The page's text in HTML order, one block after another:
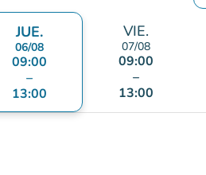
JUE.
06/08
09:00
–
13:00
VIE.
07/08
09:00
–
13:00